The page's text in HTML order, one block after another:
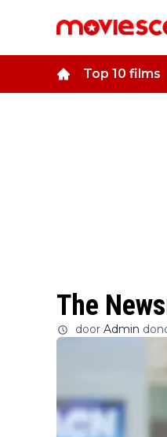
Top 10 films
The
door Admin